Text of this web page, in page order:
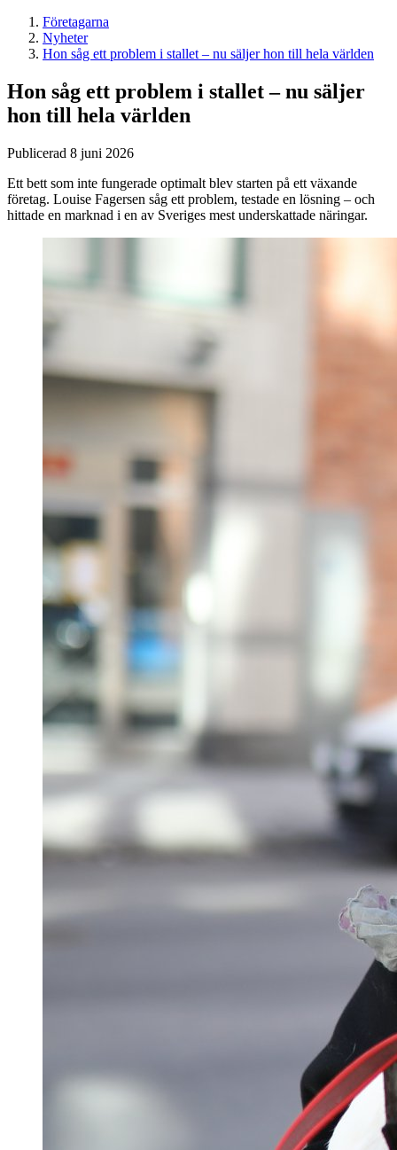
Företagarna
Nyheter
Hon såg ett problem i stallet – nu säljer hon till hela världen
Hon såg ett problem i stallet – nu säljer
hon till hela världen
Publicerad 8 juni 2026
Ett bett som inte fungerade optimalt blev starten på ett växande
företag. Louise Fagersen såg ett problem, testade en lösning – och
hittade en marknad i en av Sveriges mest underskattade näringar.